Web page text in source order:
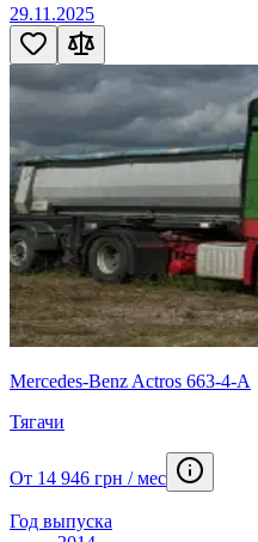
29.11.2025
Mercedes-Benz Actros 663-4-А
Тягачи
От 14 946 грн / мес
Год выпуска